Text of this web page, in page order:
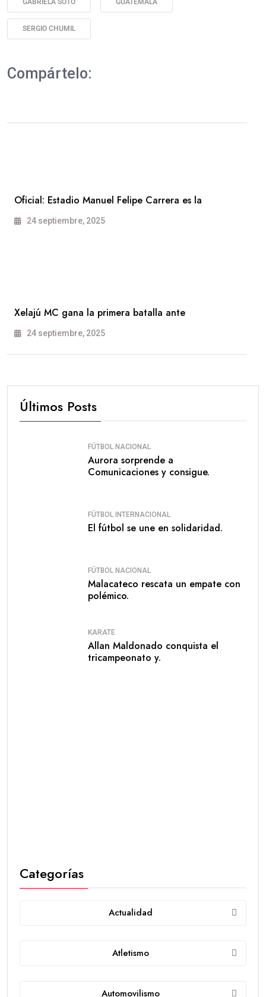
SERGIO CHUMIL
Compártelo:
Oficial: Estadio Manuel Felipe Carrera es la
24 septiembre, 2025
Xelajú MC gana la primera batalla ante
24 septiembre, 2025
Últimos Posts
FÚTBOL NACIONAL
Aurora sorprende a
Comunicaciones y consigue.
FÚTBOL INTERNACIONAL
El fútbol se une en solidaridad.
FÚTBOL NACIONAL
Malacateco rescata un empate con
polémico.
KARATE
Allan Maldonado conquista el
tricampeonato y.
Categorías
Actualidad
Atletismo
Automovilismo